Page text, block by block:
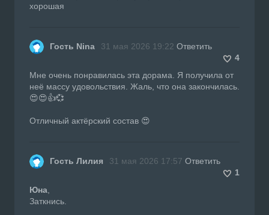
хорошая
Гость Nina 31 мая 2026 19:22 Ответить
4
Мне очень понравилась эта дорама. Я получила от
неё массу удовольствия. Жаль, что она закончилась.
😍😍👍💞
Отличный актёрский состав 😍
Гость Лилия 31 мая 2026 17:57 Ответить
1
Юна
Заткнись.